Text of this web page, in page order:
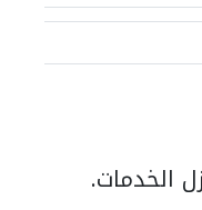
الخدمات.